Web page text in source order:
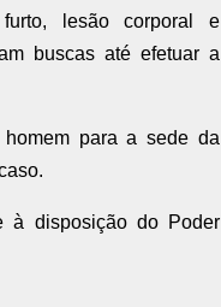
lesão corporal e
buscas até efetuar a
para a sede da
à disposição do Poder